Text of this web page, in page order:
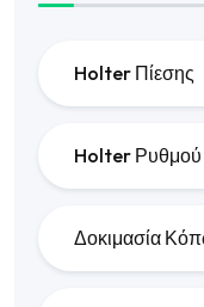
Holter Πίεσης
Holter Ρυθμού
Δοκιμασία